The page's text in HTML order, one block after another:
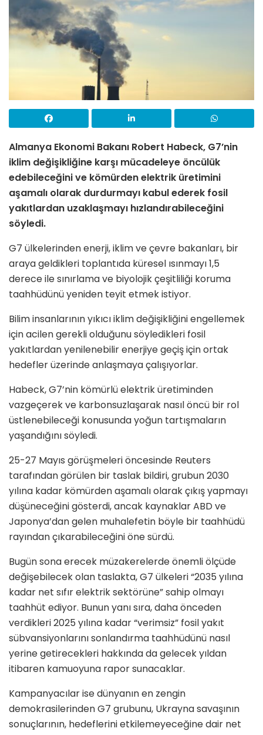
Almanya Ekonomi Bakanı Robert Habeck, G7’nin
iklim değişikliğine karşı mücadeleye öncülük
edebileceğini ve kömürden elektrik üretimini
aşamalı olarak durdurmayı kabul ederek fosil
yakıtlardan uzaklaşmayı hızlandırabileceğini
söyledi.
G7 ülkelerinden enerji, iklim ve çevre bakanları, bir
araya geldikleri toplantıda küresel ısınmayı 1,5
derece ile sınırlama ve biyolojik çeşitliliği koruma
taahhüdünü yeniden teyit etmek istiyor.
Bilim insanlarının yıkıcı iklim değişikliğini engellemek
için acilen gerekli olduğunu söyledikleri fosil
yakıtlardan yenilenebilir enerjiye geçiş için ortak
hedefler üzerinde anlaşmaya çalışıyorlar.
Habeck, G7’nin kömürlü elektrik üretiminden
vazgeçerek ve karbonsuzlaşarak nasıl öncü bir rol
üstlenebileceği konusunda yoğun tartışmaların
yaşandığını söyledi.
25-27 Mayıs görüşmeleri öncesinde Reuters
tarafından görülen bir taslak bildiri, grubun 2030
yılına kadar kömürden aşamalı olarak çıkış yapmayı
düşüneceğini gösterdi, ancak kaynaklar ABD ve
Japonya’dan gelen muhalefetin böyle bir taahhüdü
rayından çıkarabileceğini öne sürdü.
Bugün sona erecek müzakerelerde önemli ölçüde
değişebilecek olan taslakta, G7 ülkeleri “2035 yılına
kadar net sıfır elektrik sektörüne” sahip olmayı
taahhüt ediyor. Bunun yanı sıra, daha önceden
verdikleri 2025 yılına kadar “verimsiz” fosil yakıt
sübvansiyonlarını sonlandırma taahhüdünü nasıl
yerine getirecekleri hakkında da gelecek yıldan
itibaren kamuoyuna rapor sunacaklar.
Kampanyacılar ise dünyanın en zengin
demokrasilerinden G7 grubunu, Ukrayna savaşının
sonuçlarının, hedeflerini etkilemeyeceğine dair net